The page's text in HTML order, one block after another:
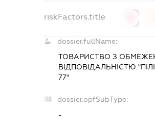
riskFactors.title
dossier.fullName:
ТОВАРИСТВО З
ВІДПОВІДАЛЬНІСТЮ
77"
dossier.opfSubType:
-